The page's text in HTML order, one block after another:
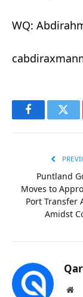
WQ:
Facebook
Puntland
Moves to
Port Transfer
Amidst